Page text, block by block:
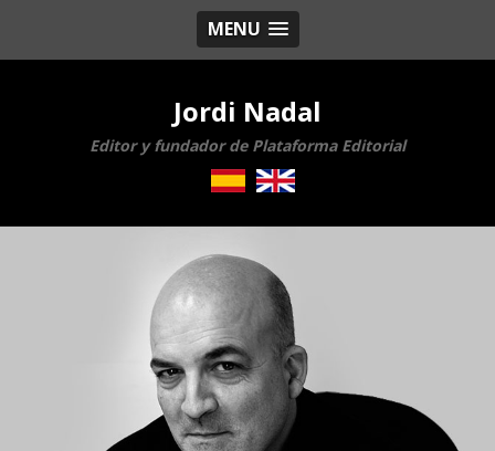
MENU
Jordi Nadal
Editor y fundador de Plataforma Editorial